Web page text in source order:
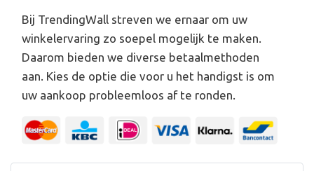
Bij TrendingWall streven we ernaar om uw
winkelervaring zo soepel mogelijk te maken.
Daarom bieden we diverse betaalmethoden
aan. Kies de optie die voor u het handigst is om
uw aankoop probleemloos af te ronden.